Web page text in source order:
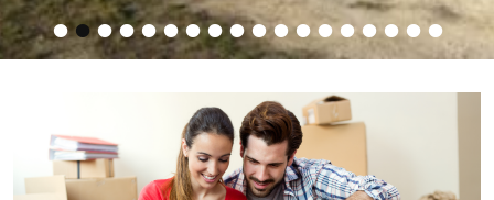
••••••••••••••••••